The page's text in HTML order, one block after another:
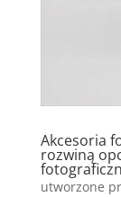
Akcesoria
rozwiną
utworzone